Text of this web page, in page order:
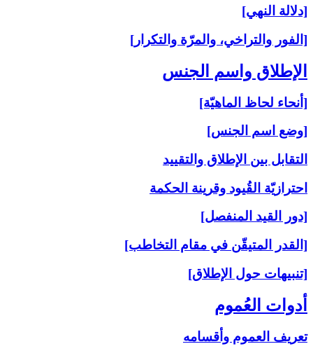
[دلالة النهي]
[الفور والتراخي، والمرّة والتكرار]
الإطلاق واسم الجنس‏
[أنحاء لحاظ الماهيّة]
[وضع اسم الجنس]
التقابل بين الإطلاق والتقييد
احترازيّة القُيود وقرينة الحكمة
[دور القيد المنفصل]
[القدر المتيقّن في مقام التخاطب]
[تنبيهات حول الإطلاق]
أدوات العُموم
تعريف العموم وأقسامه